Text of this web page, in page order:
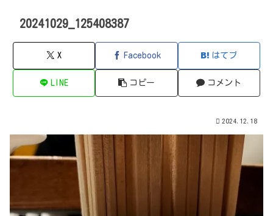
20241029_125408387
X Facebook はてブ
LINE コピー コメント
2024.12.18